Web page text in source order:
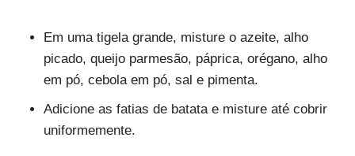
Em uma tigela grande, misture o azeite, alho
picado, queijo parmesão, páprica, orégano, alho
em pó, cebola em pó, sal e pimenta.
Adicione as fatias de batata e misture até cobrir
uniformemente.